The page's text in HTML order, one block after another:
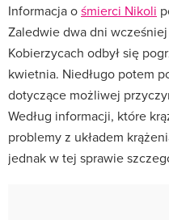
Informacja ośmierci Nikoli
Zaledwie dwa dni
Kobierzycach odbył się
kwietnia. Niedługo potem
dotyczące możliwej
Według informacji, które
problemy z układem
jednak w tej sprawie